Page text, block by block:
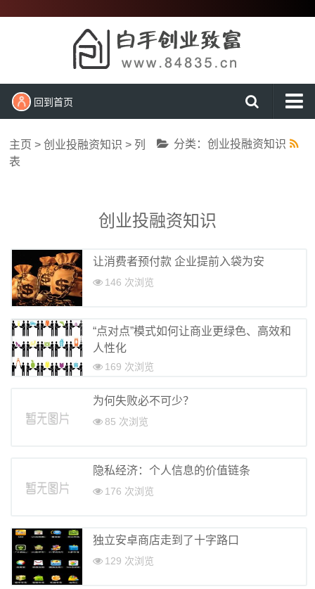
回到首页
大学生创业
营销知识
企业经营管理
查看更多
创业投融资知识
上市知识
创业观察
关于我们
分类：创业投融资知识
主页 >创业投融资知识 > 列
表
创业投融资知识
让消费者预付款 企业提前入袋为安
146 次浏览
“点对点”模式如何让商业更绿色、高效和
人性化
169 次浏览
为何失败必不可少？
85 次浏览
隐私经济：个人信息的价值链条
176 次浏览
独立安卓商店走到了十字路口
129 次浏览